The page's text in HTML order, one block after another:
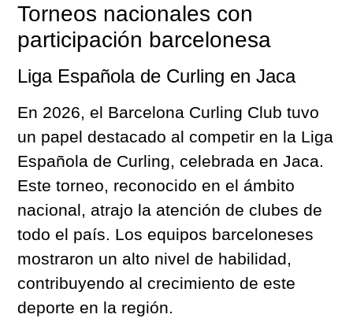
Torneos nacionales con
participación barcelonesa
Liga Española de Curling en Jaca
En 2026, el Barcelona Curling Club tuvo
un papel destacado al competir en la Liga
Española de Curling, celebrada en Jaca.
Este torneo, reconocido en el ámbito
nacional, atrajo la atención de clubes de
todo el país. Los equipos barceloneses
mostraron un alto nivel de habilidad,
contribuyendo al crecimiento de este
deporte en la región.